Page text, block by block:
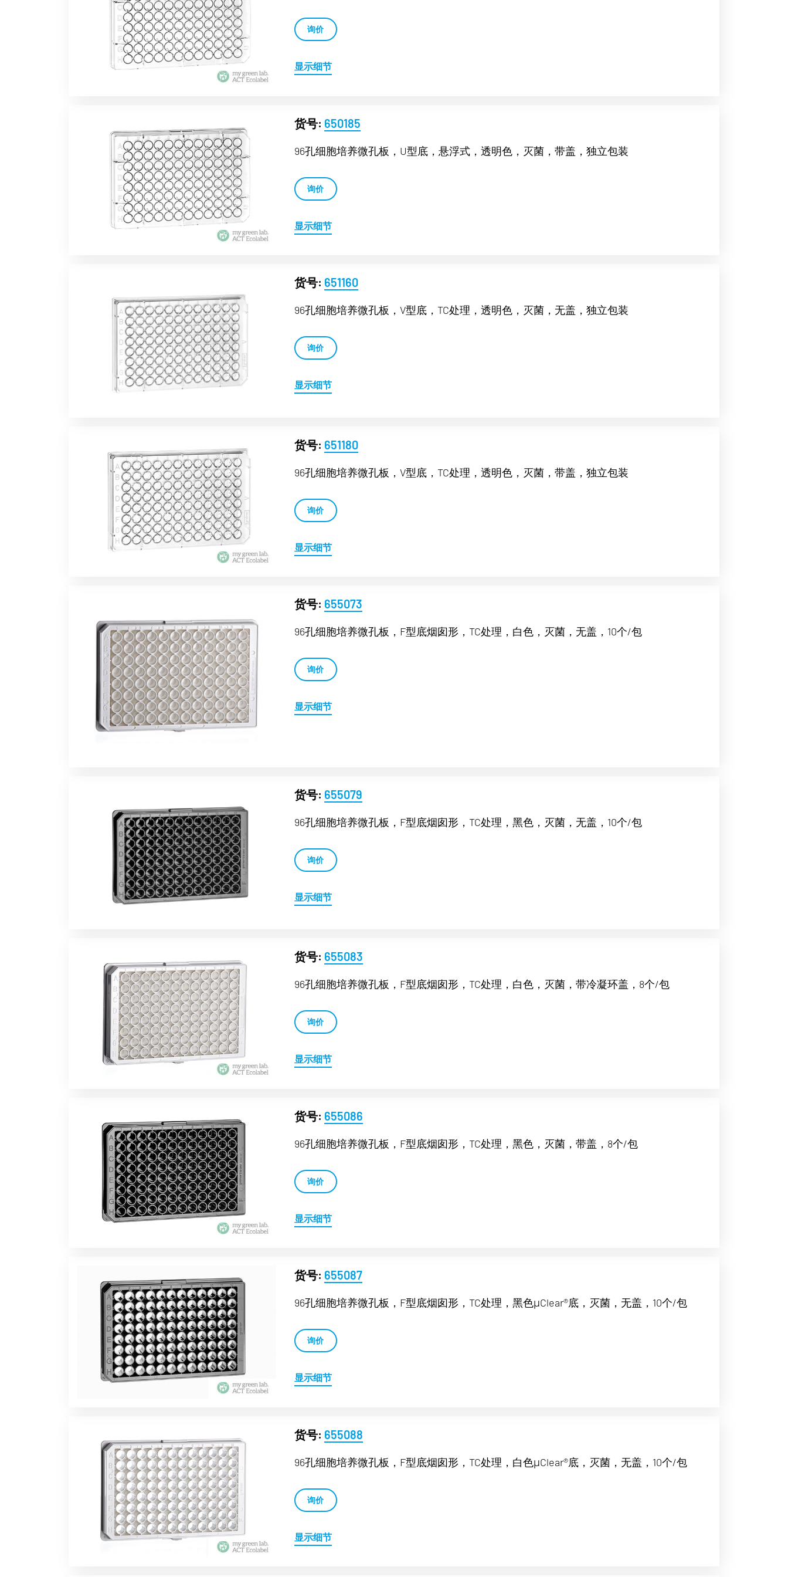
询价
显示细节
货号: 650185
96孔细胞培养微孔板，U型底，悬浮式，透明色，灭菌，带盖，独立包装
询价
显示细节
货号: 651160
96孔细胞培养微孔板，V型底，TC处理，透明色，灭菌，无盖，独立包装
询价
显示细节
货号: 651180
96孔细胞培养微孔板，V型底，TC处理，透明色，灭菌，带盖，独立包装
询价
显示细节
货号: 655073
96孔细胞培养微孔板，F型底烟囱形，TC处理，白色，灭菌，无盖，10个/包
询价
显示细节
货号: 655079
96孔细胞培养微孔板，F型底烟囱形，TC处理，黑色，灭菌，无盖，10个/包
询价
显示细节
货号: 655083
96孔细胞培养微孔板，F型底烟囱形，TC处理，白色，灭菌，带冷凝环盖，8个/包
询价
显示细节
货号: 655086
96孔细胞培养微孔板，F型底烟囱形，TC处理，黑色，灭菌，带盖，8个/包
询价
显示细节
货号: 655087
96孔细胞培养微孔板，F型底烟囱形，TC处理，黑色μClear®底，灭菌，无盖，10个/包
询价
显示细节
货号: 655088
96孔细胞培养微孔板，F型底烟囱形，TC处理，白色μClear®底，灭菌，无盖，10个/包
询价
显示细节